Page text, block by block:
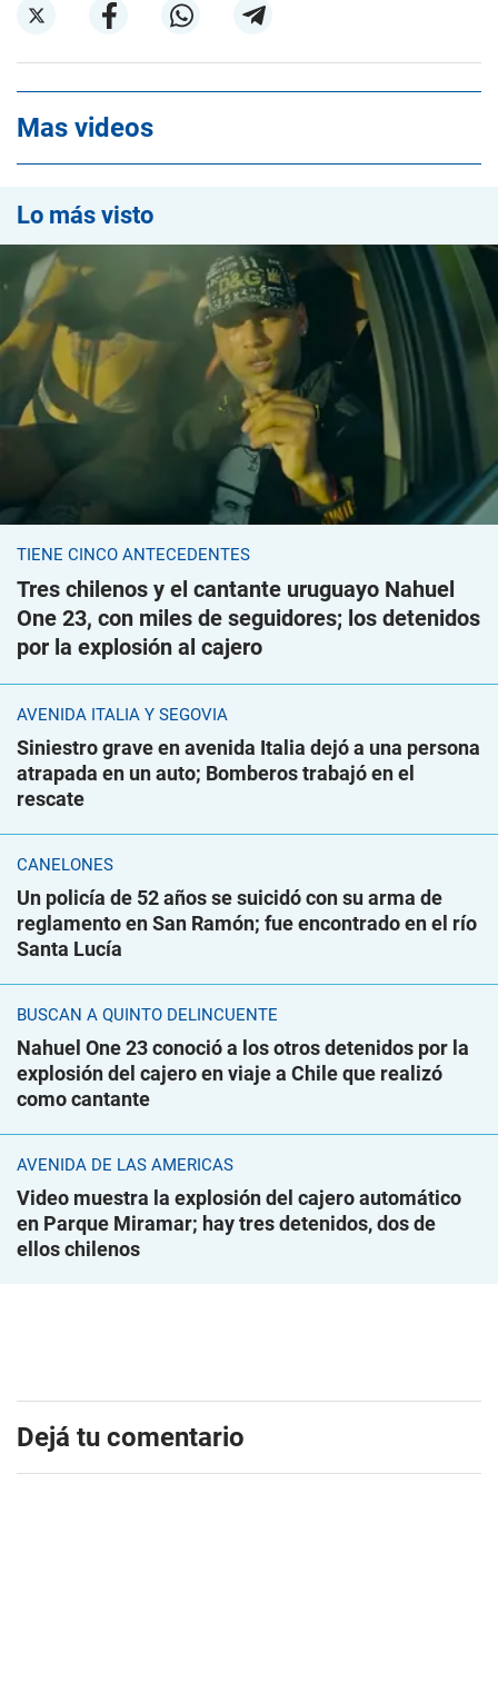
Mas videos
Lo más visto
TIENE CINCO ANTECEDENTES
Tres chilenos y el cantante uruguayo Nahuel
One 23, con miles de seguidores; los detenidos
por la explosión al cajero
AVENIDA ITALIA Y SEGOVIA
Siniestro grave en avenida Italia dejó a una persona
atrapada en un auto; Bomberos trabajó en el
rescate
CANELONES
Un policía de 52 años se suicidó con su arma de
reglamento en San Ramón; fue encontrado en el río
Santa Lucía
BUSCAN A QUINTO DELINCUENTE
Nahuel One 23 conoció a los otros detenidos por la
explosión del cajero en viaje a Chile que realizó
como cantante
AVENIDA DE LAS AMÉRICAS
Video muestra la explosión del cajero automático
en Parque Miramar; hay tres detenidos, dos de
ellos chilenos
Dejá tu comentario